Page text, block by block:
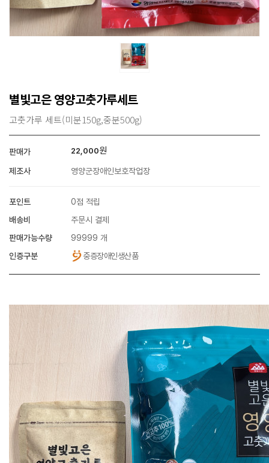
별빛고은 영양고춧가루세트
고춧가루 세트(미분150g,중분500g)
판매가 22,000원
제조사 영양군장애인보호작업장
포인트
0점 적립
배송비
주문시 결제
판매가능수량
99999 개
인증구분
중증장애인생산품